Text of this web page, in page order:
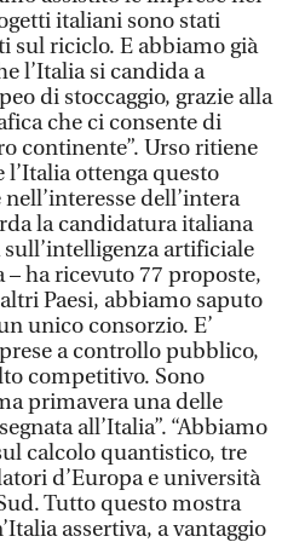
italiani sono stati
sul riciclo. E abbiamo già
l’Italia si candida a
di stoccaggio, grazie alla
che ci consente di
continente”. Urso ritiene
l’Italia ottenga questo
dell’intera
la candidatura italiana
artificiale
– ha ricevuto 77 proposte,
Paesi, abbiamo saputo
unico consorzio. E’
a controllo pubblico,
competitivo. Sono
primavera una delle
all’Italia”. “Abbiamo
calcolo quantistico, tre
d’Europa e università
Tutto questo mostra
assertiva, a vantaggio